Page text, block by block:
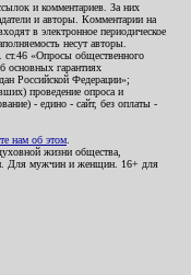
и комментариев. За них
и авторы. Комментарии на
в электронное периодическое
несут авторы.
ст.46 «Опросы общественного
основных гарантиях
Российской Федерации»;
проведение опроса и
- едино - сайт, без оплаты -
нам об этом
жизни общества,
Для мужчин и женщин. 16+ для